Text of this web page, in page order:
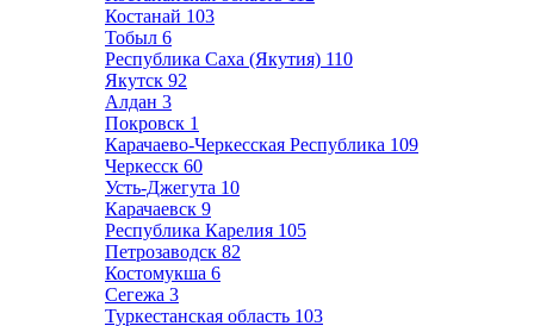
Костанай 103
Тобыл 6
Республика Саха (Якутия) 110
Якутск 92
Алдан 3
Покровск 1
Карачаево-Черкесская Республика 109
Черкесск 60
Усть-Джегута 10
Карачаевск 9
Республика Карелия 105
Петрозаводск 82
Костомукша 6
Сегежа 3
Туркестанская область 103